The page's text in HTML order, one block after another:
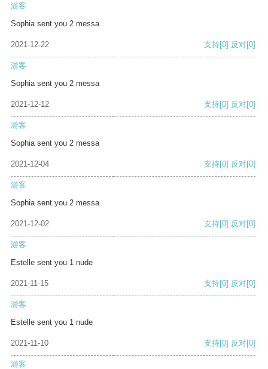
游客
Sophia sent you 2 messa
2021-12-22 支持[0] 反对[0]
游客
Sophia sent you 2 messa
2021-12-12 支持[0] 反对[0]
游客
Sophia sent you 2 messa
2021-12-04 支持[0] 反对[0]
游客
Sophia sent you 2 messa
2021-12-02 支持[0] 反对[0]
游客
Estelle sent you 1 nude
2021-11-15 支持[0] 反对[0]
游客
Estelle sent you 1 nude
2021-11-10 支持[0] 反对[0]
游客